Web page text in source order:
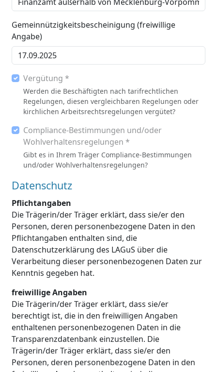
Gemeinnützigkeitsbescheinigung (freiwillige
Angabe)
Vergütung *
Werden die Beschäftigten nach tarifrechtlichen
Regelungen, diesen vergleichbaren Regelungen oder
kirchlichen Arbeitsrechtsregelungen vergütet?
Compliance-Bestimmungen und/oder
Wohlverhaltensregelungen *
Gibt es in Ihrem Träger Compliance-Bestimmungen
und/oder Wohlverhaltensregelungen?
Datenschutz
Pflichtangaben
Die Trägerin/der Träger erklärt, dass sie/er den
Personen, deren personenbezogene Daten in den
Pflichtangaben enthalten sind, die
Datenschutzerklärung des LAGuS über die
Verarbeitung dieser personenbezogenen Daten zur
Kenntnis gegeben hat.
freiwillige Angaben
Die Trägerin/der Träger erklärt, dass sie/er
berechtigt ist, die in den freiwilligen Angaben
enthaltenen personenbezogenen Daten in die
Transparenzdatenbank einzustellen. Die
Trägerin/der Träger erklärt, dass sie/er den
Personen, deren personenbezogene Daten in den